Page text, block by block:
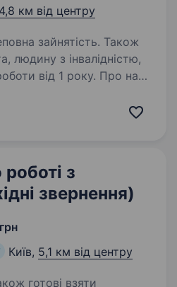
4,8 км від центру
зайнятість. Також
людину з інвалідністю,
від 1 року. Про нас
автоматизації послуг,
з
звернення)
Київ, 5,1 км від центру
готові взяти